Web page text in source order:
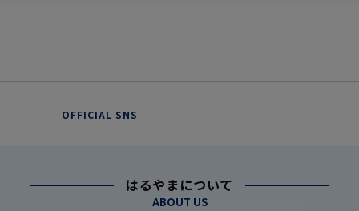
OFFICIAL SNS
はるやまについて
ABOUT US